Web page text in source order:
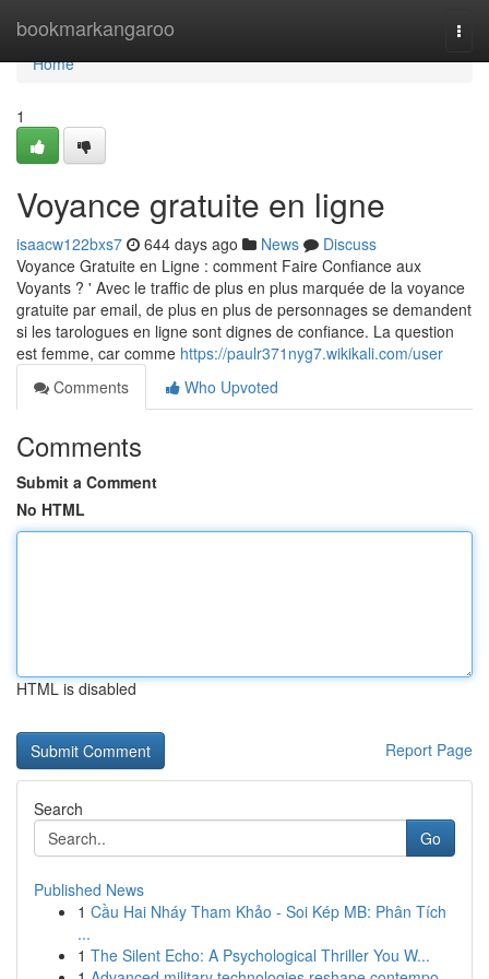
bookmarkangaroo
Home
Home
1
Voyance gratuite en ligne
isaacw122bxs7 644 days ago News
Discuss
Voyance Gratuite en Ligne : comment Faire Confiance aux
Voyants ? ' Avec le traffic de plus en plus marquée de la voyance
gratuite par email, de plus en plus de personnages se demandent
si les tarologues en ligne sont dignes de confiance. La question
est femme, car comme https://paulr371nyg7.wikikali.com/user
Comments
Who Upvoted
Comments
Submit a Comment
No HTML
HTML is disabled
Report Page
Search
Go
Published News
1 Cầu Hai Nháy Tham Khảo - Soi Kép MB: Phân Tích
...
1 The Silent Echo: A Psychological Thriller You W...